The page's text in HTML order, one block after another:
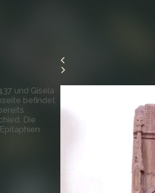
und Gisela
befindet
Die